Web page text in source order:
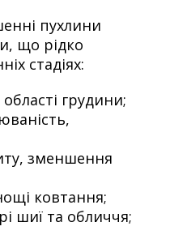
пухлини
що рідко
стадіях:
грудини;
зменшення
ковтання;
шиї та обличчя;